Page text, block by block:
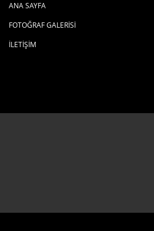
ANA SAYFA
FOTOĞRAF GALERİSİ
İLETİŞİM